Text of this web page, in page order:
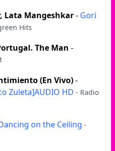
Lata Mangeshkar- Gori
Hits
The Man -
(En Vivo)-
Zuleta]AUDIO HD - Radio
on the Ceiling -